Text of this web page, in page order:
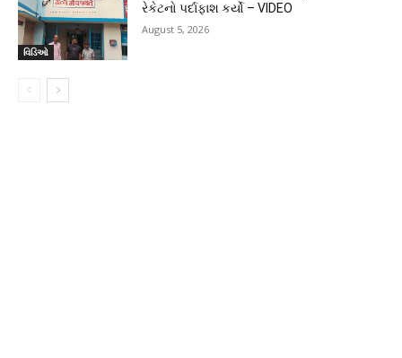
વિડિઓ
રેકેટનો પર્દાફાશ કર્યો – VIDEO
August 5, 2026